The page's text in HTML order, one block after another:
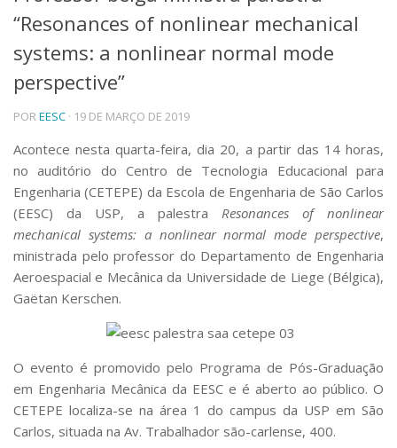
Telefones e Mapas
Pessoas
Ensino
Graduação
Educação a distância
Cursos de Extensão
Pesquisa e Inovação
Linhas de Pesquisa
Centros, Núcleos e Projetos em Rede
Pós-doutorado
Iniciação Científica
Transferência de Tecnologia
Empresas Juniores
Projetos, Programas e Cursos
Artes, Cultura e Esportes
Museus e Espaços Interativos
Serviços
Bibliotecas
“Resonances of nonlinear mechanical
systems: a nonlinear normal mode
perspective”
POREESC · 19 DE MARÇO DE 2019
Acontece nesta quarta-feira, dia 20, a partir das 14 horas,
no auditório do Centro de Tecnologia Educacional para
Engenharia (CETEPE) da Escola de Engenharia de São Carlos
(EESC) da USP, a palestra Resonances of nonlinear
mechanical systems: a nonlinear normal mode perspective,
ministrada pelo professor do Departamento de Engenharia
Aeroespacial e Mecânica da Universidade de Liege (Bélgica),
Gaëtan Kerschen.
O evento é promovido pelo Programa de Pós-Graduação
em Engenharia Mecânica da EESC e é aberto ao público. O
CETEPE localiza-se na área 1 do campus da USP em São
Carlos, situada na Av. Trabalhador são-carlense, 400.